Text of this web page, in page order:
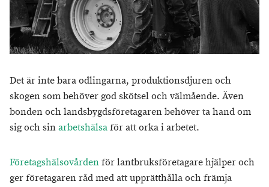
Det är inte bara odlingarna, produktionsdjuren och
skogen som behöver god skötsel och välmående. Även
bonden och landsbygdsföretagaren behöver ta hand om
sig och sinarbetshälsaför att orka i arbetet.
Företagshälsovårdenför lantbruksföretagare hjälper och
ger företagaren råd med att upprätthålla och främja